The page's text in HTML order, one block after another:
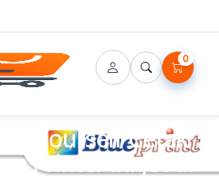
0
It Yourself Cetak
Printer Inkjet di